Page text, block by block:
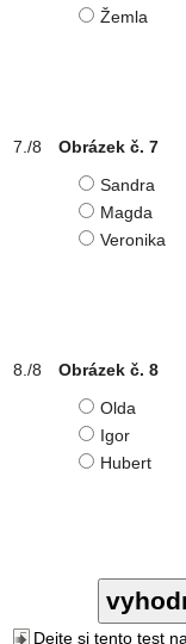
Žemla
Obrázek č. 7
Sandra
Magda
Veronika
Obrázek č. 8
Olda
Igor
Hubert
Dejte si tento test